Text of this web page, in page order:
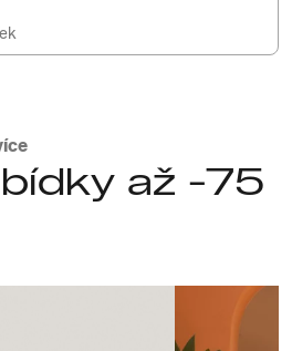
až -75